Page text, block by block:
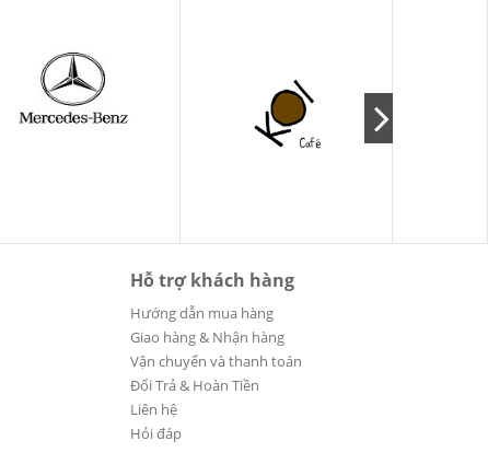
Hỗ trợ khách hàng
Hướng dẫn mua hàng
Giao hàng & Nhận hàng
Vận chuyển và thanh toán
Đổi Trả & Hoàn Tiền
Liên hệ
Hỏi đáp